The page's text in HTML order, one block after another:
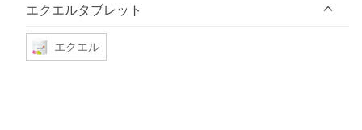
エクエルタブレット
エクエル